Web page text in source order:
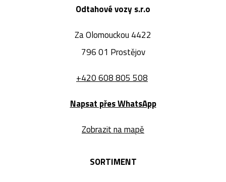
Odtahové vozy s.r.o
Za Olomouckou 4422
796 01 Prostějov
+420 608 805 508
Napsat přes WhatsApp
Zobrazit na mapě
SORTIMENT